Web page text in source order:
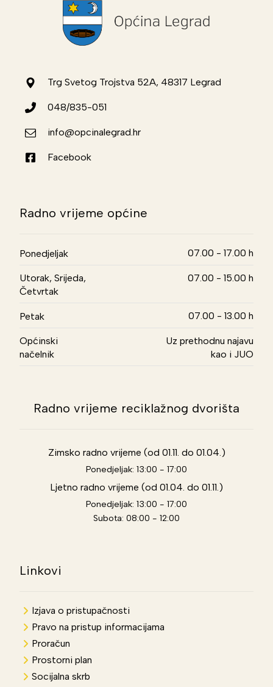
Trg Svetog Trojstva 52A, 48317 Legrad
048/835-051
info@opcinalegrad.hr
Facebook
Radno vrijeme općine
Ponedjeljak 07.00 - 17.00 h
Utorak, Srijeda,
Četvrtak
07.00 - 15.00 h
Petak 07.00 - 13.00 h
Općinski
načelnik
Uz prethodnu najavu
kao i JUO
Radno vrijeme reciklažnog dvorišta
Zimsko radno vrijeme (od 01.11. do 01.04.)
Ponedjeljak: 13:00 - 17:00
Ljetno radno vrijeme (od 01.04. do 01.11.)
Ponedjeljak: 13:00 - 17:00
Subota: 08:00 - 12:00
Linkovi
Izjava o pristupačnosti
Pravo na pristup informacijama
Proračun
Prostorni plan
Socijalna skrb